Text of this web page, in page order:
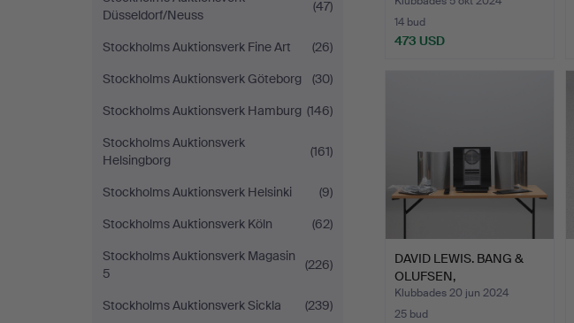
Düsseldorf/Neuss
(47)
Stockholms Auktionsverk Fine Art
(26)
Stockholms Auktionsverk Göteborg
(30)
Stockholms Auktionsverk Hamburg (146)
Stockholms Auktionsverk
Helsingborg
(161)
Stockholms Auktionsverk Helsinki
(9)
Stockholms Auktionsverk Köln
(62)
Stockholms Auktionsverk Magasin
5
(226)
Stockholms Auktionsverk Sickla
(239)
14 bud
473 USD
DAVID LEWIS. BANG &
OLUFSEN,
STEREOANLÄGGN…
Klubbades 20 jun 2024
25 bud